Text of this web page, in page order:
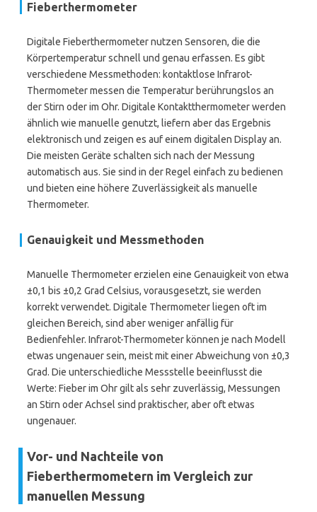
Fieberthermometer
Digitale Fieberthermometer nutzen Sensoren, die die
Körpertemperatur schnell und genau erfassen. Es gibt
verschiedene Messmethoden: kontaktlose Infrarot-
Thermometer messen die Temperatur berührungslos an
der Stirn oder im Ohr. Digitale Kontaktthermometer werden
ähnlich wie manuelle genutzt, liefern aber das Ergebnis
elektronisch und zeigen es auf einem digitalen Display an.
Die meisten Geräte schalten sich nach der Messung
automatisch aus. Sie sind in der Regel einfach zu bedienen
und bieten eine höhere Zuverlässigkeit als manuelle
Thermometer.
Genauigkeit und Messmethoden
Manuelle Thermometer erzielen eine Genauigkeit von etwa
±0,1 bis ±0,2 Grad Celsius, vorausgesetzt, sie werden
korrekt verwendet. Digitale Thermometer liegen oft im
gleichen Bereich, sind aber weniger anfällig für
Bedienfehler. Infrarot-Thermometer können je nach Modell
etwas ungenauer sein, meist mit einer Abweichung von ±0,3
Grad. Die unterschiedliche Messstelle beeinflusst die
Werte: Fieber im Ohr gilt als sehr zuverlässig, Messungen
an Stirn oder Achsel sind praktischer, aber oft etwas
ungenauer.
Vor- und Nachteile von
Fieberthermometern im Vergleich zur
manuellen Messung